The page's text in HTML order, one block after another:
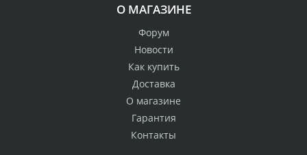
О МАГАЗИНЕ
Форум
Новости
Как купить
Доставка
О магазине
Гарантия
Контакты